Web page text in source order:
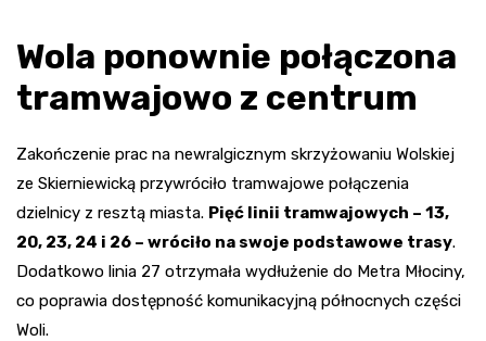
Wola ponownie połączona
tramwajowo z centrum
Zakończenie prac na newralgicznym skrzyżowaniu Wolskiej
ze Skierniewicką przywróciło tramwajowe połączenia
dzielnicy z resztą miasta. Pięć linii tramwajowych – 13,
20, 23, 24 i 26 – wróciło na swoje podstawowe trasy.
Dodatkowo linia 27 otrzymała wydłużenie do Metra Młociny,
co poprawia dostępność komunikacyjną północnych części
Woli.